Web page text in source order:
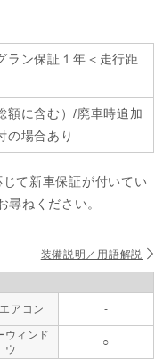
ラン保証１年＜走行距
額に含む）/廃車時追加
の場合あり
て新車保証が付いてい
尋ねください。
装備説明／用語解説
アコン -
ウィンド
ウ
○